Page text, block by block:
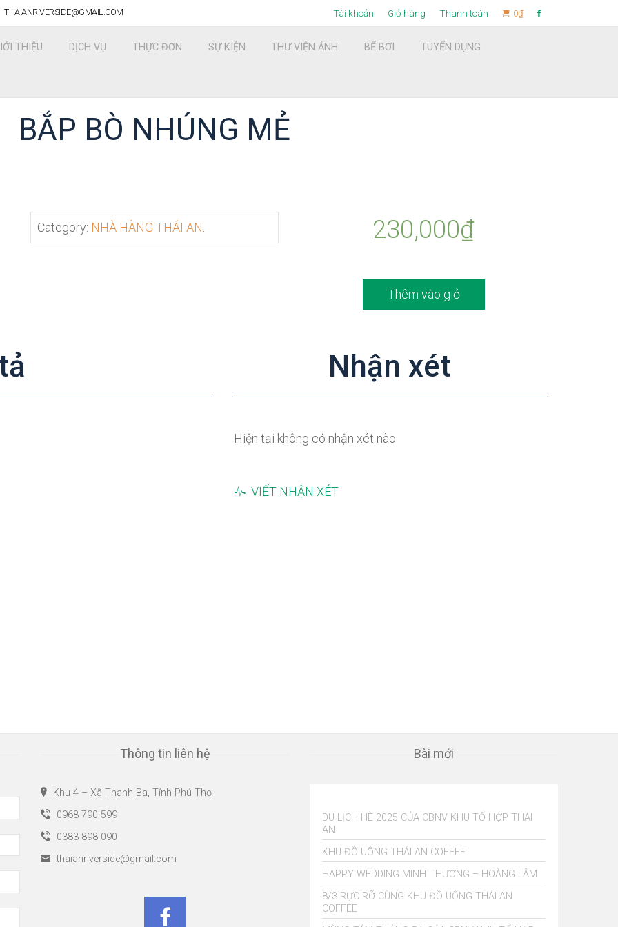
THAIANRIVERSIDE@GMAIL.COM Tài khoản Giỏ hàng Thanh toán 0₫
THIỆU DỊCH VỤ THỰC ĐƠN SỰ KIỆN THƯ VIỆN ẢNH BỂ BƠI TUYỂN DỤNG
BẮP BÒ NHÚNG MẺ
Category: NHÀ HÀNG THÁI AN 230,000₫
Thêm vào giỏ
Nhận xét
Hiện tại không có nhận xét nào.
VIẾT NHẬN XÉT
Thông tin liên hệ
Khu 4 – Xã Thanh Ba, Tỉnh Phú Thọ
0968 790 599
0383 898 090
thaianriverside@gmail.com
Bài mới
DU LỊCH HÈ 2025 CỦA CBNV KHU TỔ HỢP THÁI
AN
KHU ĐỒ UỐNG THÁI AN COFFEE
HAPPY WEDDING MINH THƯƠNG – HOÀNG LÂM
8/3 RỰC RỠ CÙNG KHU ĐỒ UỐNG THÁI AN
COFFEE